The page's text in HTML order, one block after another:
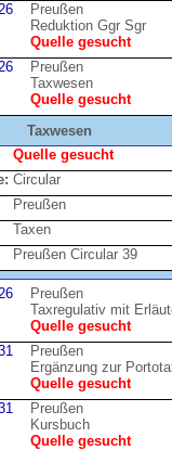
Preußen
Reduktion Ggr Sgr
Quelle gesucht
Preußen
Taxwesen
Quelle gesucht
Taxwesen
Quelle gesucht
Circular
Preußen
Taxen
Preußen Circular 39
Preußen
Taxregulativ mit
Quelle gesucht
Preußen
Ergänzung zur
Quelle gesucht
Preußen
Kursbuch
Quelle gesucht